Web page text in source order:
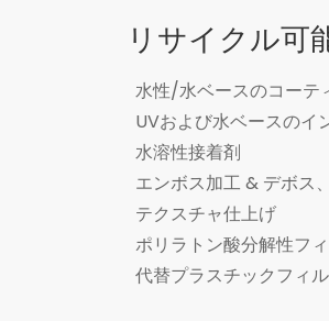
リサイクル可
水性/水ベースのコーテ
UVおよび水ベースのイ
水溶性接着剤
エンボス加工 & デボス
テクスチャ仕上げ
ポリラトン酸分解性フ
代替プラスチックフィ